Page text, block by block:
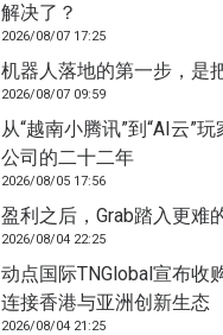
解决了？
2026/08/07 17:25
机器人落地的第一步，是
2026/08/07 09:59
从“越南小腾讯”到“AI云”
公司的二十二年
2026/08/05 17:56
盈利之后，Grab踏入更难
2026/08/04 22:25
动点国际TNGlobal宣布收
连接香港与亚洲创新生态
2026/08/04 21:25